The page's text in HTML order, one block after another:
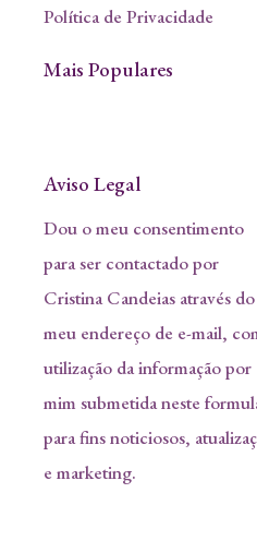
Política de Privacidade
Mais Populares
Aviso Legal
Dou o meu consentimento
para ser contactado por
Cristina Candeias através do
meu endereço de e-mail,
utilização da informação por
mim submetida neste
para fins noticiosos,
e marketing.